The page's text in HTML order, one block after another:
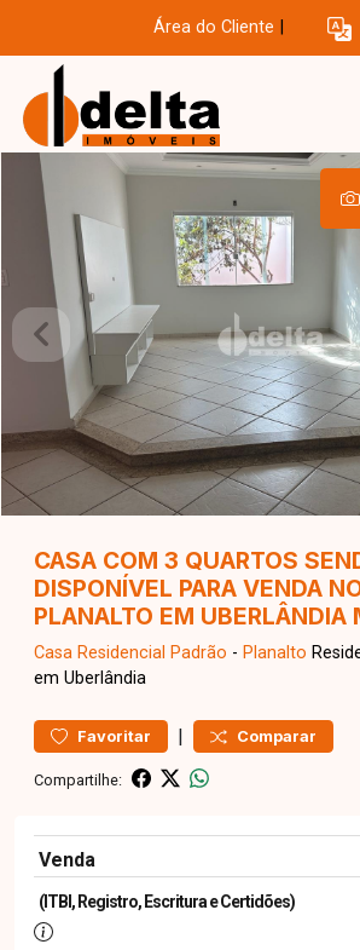
Área do Cliente
CASA COM 3 QUARTOS
DISPONÍVEL PARA VENDA
PLANALTO EM UBERLÂNDIA
Casa Residencial Padrão - Planalto
em Uberlândia
Favoritar | Comparar
Compartilhe:
Venda
(ITBI, Registro, Escritura e Certidões)